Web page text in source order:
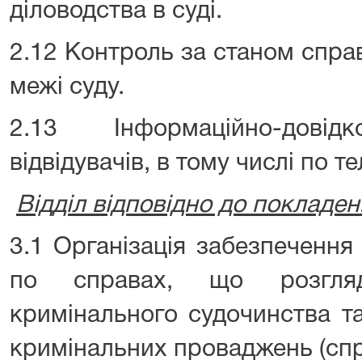
діловодства в суді.
2.12 Контроль за станом
межі суду.
2.13 Інформаційно-
відвідувачів, в тому числі по
Відділ відповідно до
3.1 Організація
по справах, що
кримінального судочинства
кримінальних проваджень